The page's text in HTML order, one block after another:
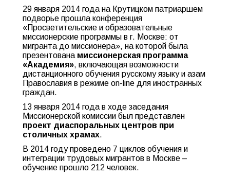
29 января 2014 года на Крутицком патриаршем
подворье прошла конференция
«Просветительские и образовательные
миссионерские программы в г. Москве: от
мигранта до миссионера», на которой была
презентована миссионерская программа
«Академия», включающая возможности
дистанционного обучения русскому языку и азам
Православия в режиме on-line для иностранных
граждан.
13 января 2014 года в ходе заседания
Миссионерской комиссии был представлен
проект диаспоральных центров при
столичных храмах.
В 2014 году проведено 7 циклов обучения и
интеграции трудовых мигрантов в Москве –
обучение прошло 212 человек.